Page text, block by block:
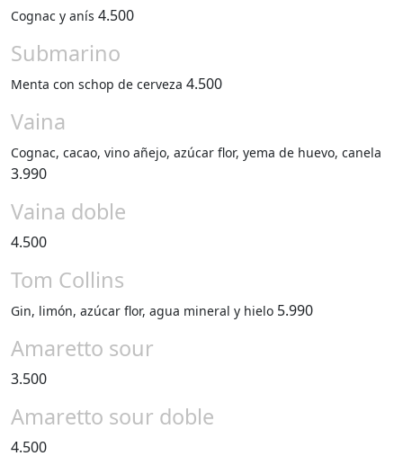
Cognac y anís 4.500
Submarino
Menta con schop de cerveza 4.500
Vaina
Cognac, cacao, vino añejo, azúcar flor, yema de huevo, canela
3.990
Vaina doble
4.500
Tom Collins
Gin, limón, azúcar flor, agua mineral y hielo 5.990
Amaretto sour
3.500
Amaretto sour doble
4.500